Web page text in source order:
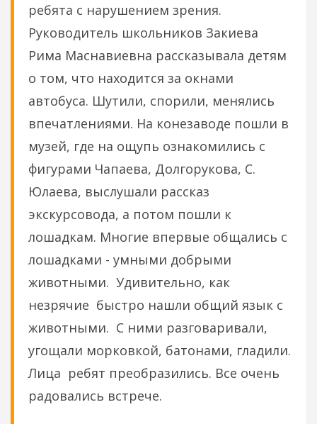
ребята с нарушением зрения.
Руководитель школьников Закиева
Рима Маснавиевна рассказывала детям
о том, что находится за окнами
автобуса. Шутили, спорили, менялись
впечатлениями. На конезаводе пошли в
музей, где на ощупь ознакомились с
фигурами Чапаева, Долгорукова, С.
Юлаева, выслушали рассказ
экскурсовода, а потом пошли к
лошадкам. Многие впервые общались с
лошадками - умными добрыми
животными. Удивительно, как
незрячие быстро нашли общий язык с
животными. С ними разговаривали,
угощали морковкой, батонами, гладили.
Лица ребят преобразились. Все очень
радовались встрече.